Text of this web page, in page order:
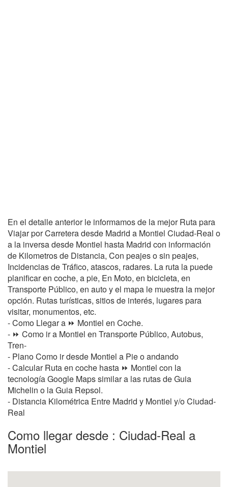
En el detalle anterior le informamos de la mejor Ruta para
Viajar por Carretera desde Madrid a Montiel Ciudad-Real o
a la inversa desde Montiel hasta Madrid con información
de Kilometros de Distancia, Con peajes o sin peajes,
Incidencias de Tráfico, atascos, radares. La ruta la puede
planificar en coche, a pie, En Moto, en bicicleta, en
Transporte Público, en auto y el mapa le muestra la mejor
opción. Rutas turísticas, sitios de interés, lugares para
visitar, monumentos, etc.
- Como Llegar a ⏩ Montiel en Coche.
- ⏩ Como ir a Montiel en Transporte Público, Autobus,
Tren-
- Plano Como ir desde Montiel a Pie o andando
- Calcular Ruta en coche hasta ⏩ Montiel con la
tecnología Google Maps similar a las rutas de Guia
Michelin o la Guia Repsol.
- Distancia Kilométrica Entre Madrid y Montiel y/o Ciudad-
Real
Como llegar desde : Ciudad-Real a
Montiel